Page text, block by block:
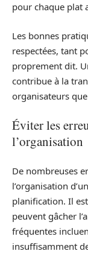
pour chaque plat
Les bonnes
respectées, tant
proprement dit.
contribue à la
organisateurs
Éviter les
l’organisation
De nombreuses
l’organisation
planification. Il
peuvent gâcher
fréquentes
insuffisamment